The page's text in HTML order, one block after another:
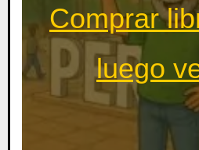
Comprar
luego